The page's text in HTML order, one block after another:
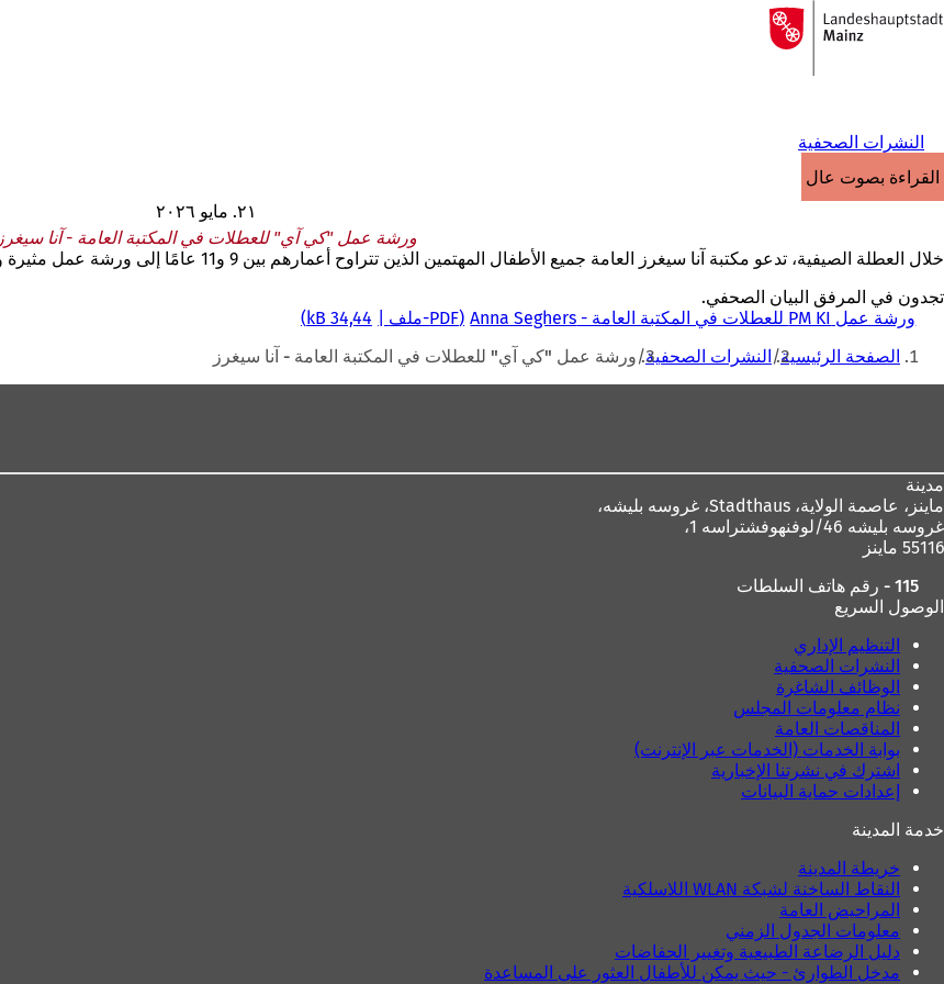
الانتقال إلى المحتوى
إلى
الصفحة
النشرات الصحفية
القراءة بصوت عالٍ
٢١. مايو ٢٠٢٦
ورشة عمل "كي آي" للعطلات في المكتبة العامة - آنا سيغرز
خلال العطلة الصيفية، تدعو مكتبة آنا سيغرز العامة جميع الأطفال المهتمين الذين تتراوح أعمارهم بين 9 و11 عامًا إلى ورشة عمل مثيرة ومبتكرة حول موضوع "الذكاء الاصطناعي".
تجدون في المرفق البيان الصحفي.
ورشة عمل PM KI للعطلات في المكتبة العامة - Anna Seghers
PDF-ملف 34,44 kB
أنت
الصفحة الرئيسية النشرات الصحفية ورشة عمل "كي آي" للعطلات في المكتبة العامة - آنا سيغرز
مدينة
ماينز، عاصمة الولاية،
غروسه بليشه 46/لوفنهوفشتراسه 1،
55116 ماينز
115 - رقم هاتف السلطات
الوصول السريع
التنظيم الإداري
النشرات الصحفية
الوظائف الشاغرة
نظام معلومات المجلس
المناقصات العامة
بوابة الخدمات (الخدمات عبر الإنترنت)
اشترك في نشرتنا الإخبارية
إعدادات حماية البيانات
خدمة المدينة
خريطة المدينة
النقاط الساخنة لشبكة WLAN اللاسلكية
المراحيض العامة
معلومات الجدول الزمني
دليل الرضاعة الطبيعية وتغيير الحفاضات
مدخل الطوارئ - حيث يمكن للأطفال العثور على المساعدة